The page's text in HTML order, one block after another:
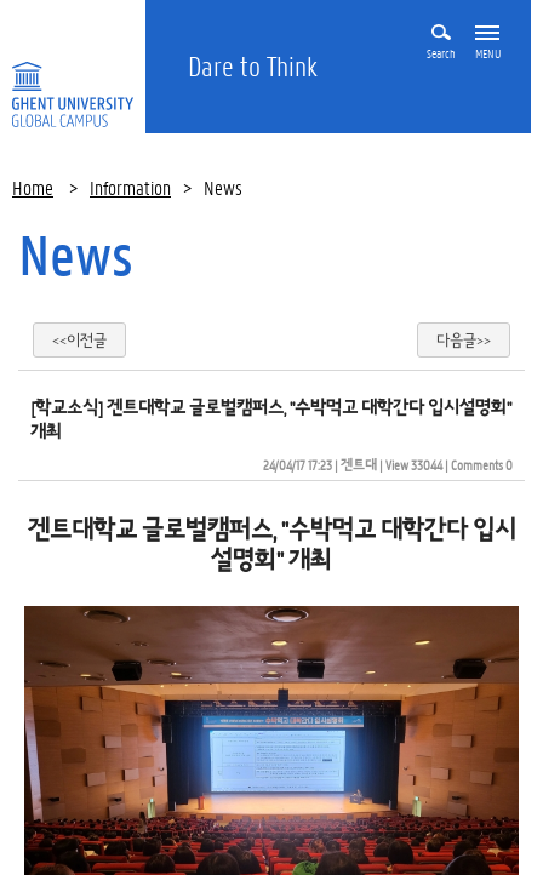
Dare to Think Search MENU
Home > Information > News
News
<<이전글 다음글>>
[학교소식] 겐트대학교 글로벌캠퍼스, "수박먹고 대학간다 입시설명회"
개최
24/04/17 17:23| 겐트대| View 33044| Comments 0
겐트대학교 글로벌캠퍼스, "수박먹고 대학간다 입시
설명회" 개최